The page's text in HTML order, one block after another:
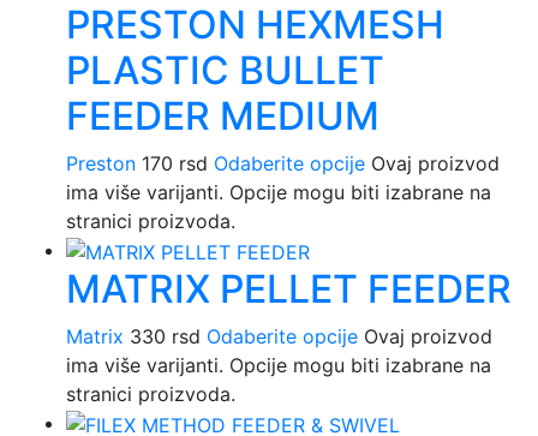
PRESTON HEXMESH
PLASTIC BULLET
FEEDER MEDIUM
Preston 170 rsd Odaberite opcije Ovaj proizvod
ima više varijanti. Opcije mogu biti izabrane na
stranici proizvoda.
MATRIX PELLET FEEDER
Matrix 330 rsd Odaberite opcije Ovaj proizvod
ima više varijanti. Opcije mogu biti izabrane na
stranici proizvoda.